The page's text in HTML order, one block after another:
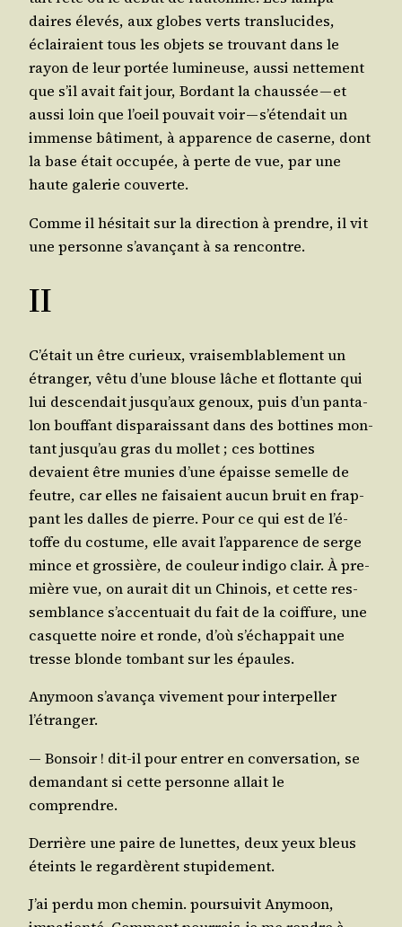
daires éle­vés, aux globes verts trans­lu­cides,
éclai­raient tous les objets se trou­vant dans le
rayon de leur por­tée lumi­neuse, aus­si net­te­ment
que s’il avait fait jour, Bor­dant la chaus­sée — et
aus­si loin que l’oeil pou­vait voir — s’é­ten­dait un
immense bâti­ment, à appa­rence de caserne, dont
la base était occu­pée, à perte de vue, par une
haute gale­rie couverte.
Comme il hési­tait sur la direc­tion à prendre, il vit
une per­sonne s’a­van­çant à sa rencontre.
II
C’é­tait un être curieux, vrai­sem­bla­ble­ment un
étran­ger, vêtu d’une blouse lâche et flot­tante qui
lui des­cen­dait jus­qu’aux genoux, puis d’un pan­ta­
lon bouf­fant dis­pa­rais­sant dans des bot­tines mon­
tant jus­qu’au gras du mol­let ; ces bot­tines
devaient être munies d’une épaisse semelle de
feutre, car elles ne fai­saient aucun bruit en frap­
pant les dalles de pierre. Pour ce qui est de l’é­
toffe du cos­tume, elle avait l’ap­pa­rence de serge
mince et gros­sière, de cou­leur indi­go clair. À pre­
mière vue, on aurait dit un Chi­nois, et cette res­
sem­blance s’ac­cen­tuait du fait de la coif­fure, une
cas­quette noire et ronde, d’où s’é­chap­pait une
tresse blonde tom­bant sur les épaules.
Any­moon s’a­van­ça vive­ment pour inter­pel­ler
l’étranger.
― Bon­soir ! dit-il pour entrer en conver­sa­tion, se
deman­dant si cette per­sonne allait le
comprendre.
Der­rière une paire de lunettes, deux yeux bleus
éteints le regar­dèrent stupidement.
J’ai per­du mon che­min. pour­sui­vit Any­moon,